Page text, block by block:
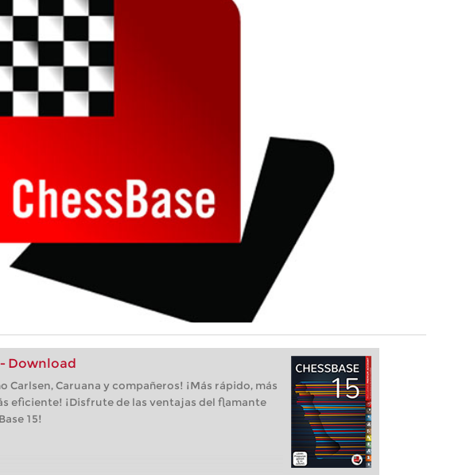
- Download
Carlsen, Caruana y compañeros! ¡Más rápido, más
eficiente! ¡Disfrute de las ventajas del flamante
15!